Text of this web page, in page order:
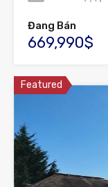
Đang Bán
669,990$
Featured